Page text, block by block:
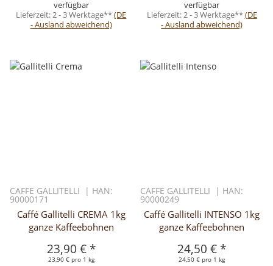
verfügbar
Lieferzeit:2 - 3 Werktage**(DE
- Ausland abweichend)
verfügbar
Lieferzeit:2 - 3 Werktage**(DE
- Ausland abweichend)
CAFFE GALLITELLI | HAN:
90000171
Caffé Gallitelli CREMA 1kg
ganze Kaffeebohnen
23,90 € *
23,90 € pro 1 kg
CAFFE GALLITELLI | HAN:
90000249
Caffé Gallitelli INTENSO 1kg
ganze Kaffeebohnen
24,50 € *
24,50 € pro 1 kg